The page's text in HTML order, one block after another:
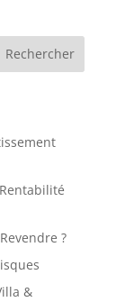
Rechercher
?
&